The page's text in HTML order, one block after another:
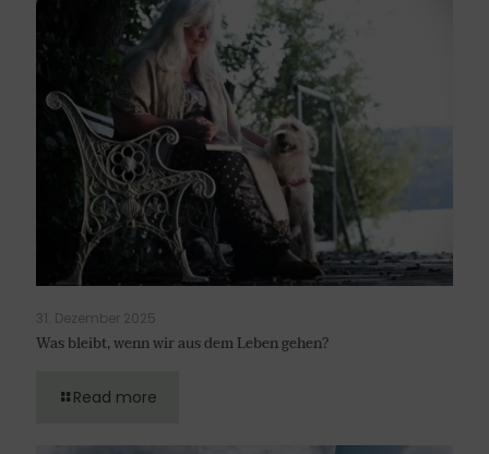
31. Dezember 2025
Was bleibt, wenn wir aus dem Leben gehen?
Read more